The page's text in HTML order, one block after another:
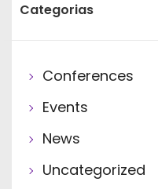
Categorias
Conferences
Events
News
Uncategorized